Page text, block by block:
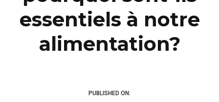
essentiels à notre
alimentation?
PUBLISHED ON: